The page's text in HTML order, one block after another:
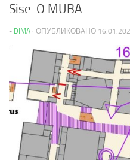
Sise-O MUBA
- DIMA · ОПУБЛИКОВАНО